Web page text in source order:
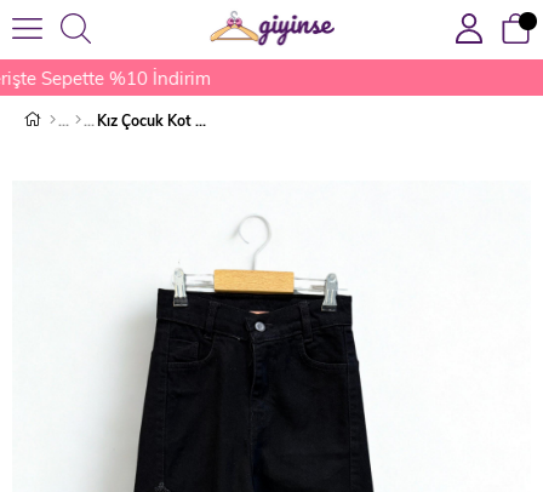
Sepette %10 İndirim
Kız Çocuk Kot Pantolon